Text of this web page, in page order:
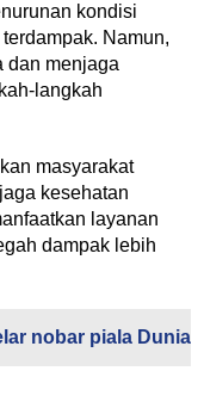
kondisi
Namun,
dan menjaga
langkah
masyarakat
kesehatan
layanan
dampak lebih
nobar piala Dunia